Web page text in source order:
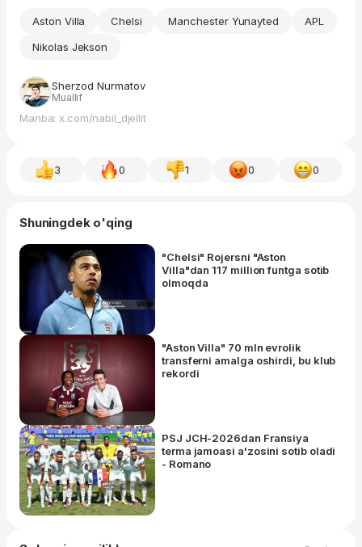
Aston Villa Chelsi Manchester Yunayted
APL
Nikolas Jekson
Sherzod Nurmatov
Muallif
Manba: x.com/nabil_djellit
3 0 1 0 0
Shuningdek o'qing
"Chelsi" Rojersni "Aston
Villa"dan 117 million funtga sotib
olmoqda
"Aston Villa" 70 mln evrolik
transferni amalga oshirdi, bu klub
rekordi
PSJ JCH-2026dan Fransiya
terma jamoasi a'zosini sotib oladi
- Romano